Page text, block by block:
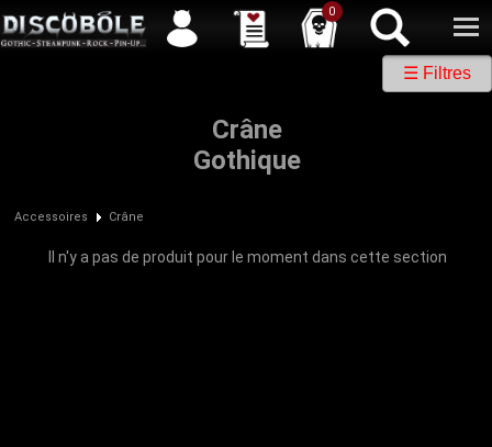
0
Service client 04 50 26 57 88 Newsletter | | Facebook
☰ Filtres
Crâne
Gothique
Accessoires Crâne
Il n'y a pas de produit pour le moment dans cette section